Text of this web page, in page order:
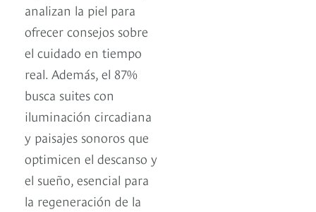
analizan la piel para
ofrecer consejos sobre
el cuidado en tiempo
real. Además, el 87%
busca suites con
iluminación circadiana
y paisajes sonoros que
optimicen el descanso y
el sueño, esencial para
la regeneración de la